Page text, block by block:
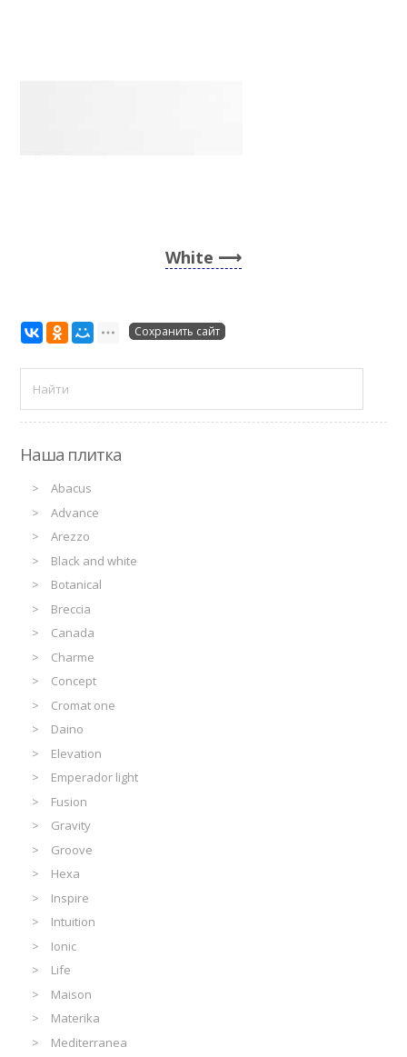
White
Сохранить сайт
Наша плитка
Abacus
Advance
Arezzo
Black and white
Botanical
Breccia
Canada
Charme
Concept
Cromat one
Daino
Elevation
Emperador light
Fusion
Gravity
Groove
Hexa
Inspire
Intuition
Ionic
Life
Maison
Materika
Mediterranea